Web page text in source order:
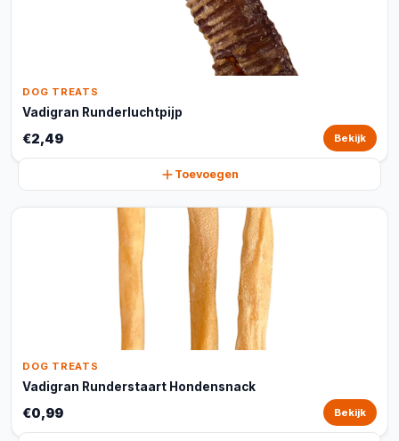
DOG TREATS
Vadigran Runderluchtpijp
€2,49 Bekijk
Toevoegen
DOG TREATS
Vadigran Runderstaart Hondensnack
€0,99 Bekijk